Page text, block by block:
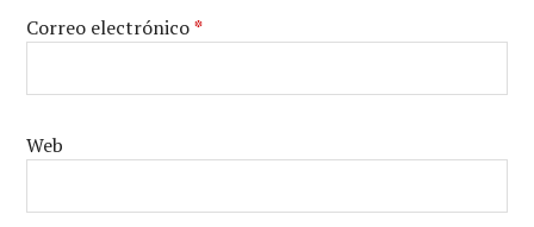
Correo electrónico*
Web